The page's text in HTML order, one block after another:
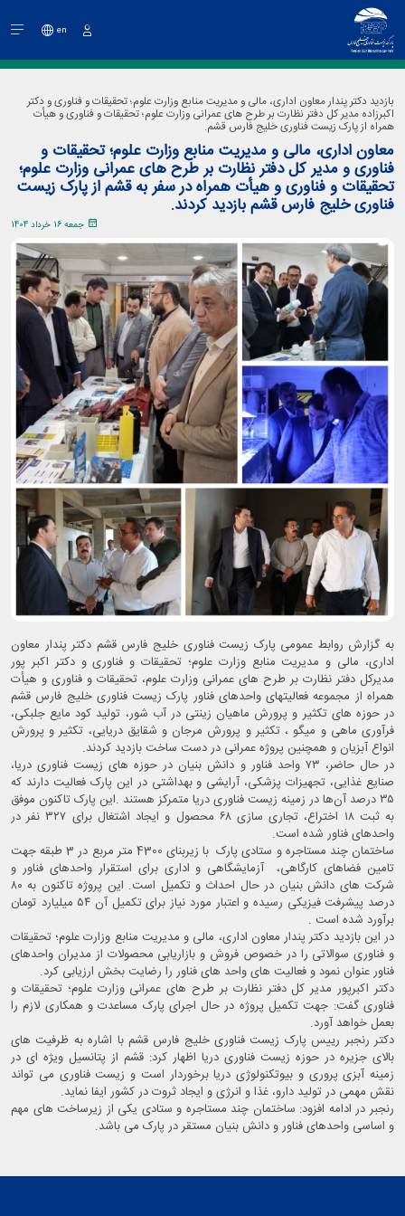
en
بازدید دکتر پندار معاون اداری، مالی و مدیریت منابع وزارت علوم؛ تحقیقات و فناوری و دکتر
اکبرزاده مدیر کل دفتر نظارت بر طرح های عمرانی وزارت علوم؛ تحقیقات و فناوری و هیأت
همراه از پارک زیست فناوری خلیج فارس قشم.
معاون اداری، مالی و مدیریت منابع وزارت علوم؛ تحقیقات و
فناوری و مدیر کل دفتر نظارت بر طرح های عمرانی وزارت علوم؛
تحقیقات و فناوری و هیأت همراه در سفر به قشم از پارک زیست
فناوری خلیج فارس قشم بازدید کردند.
جمعه 16 خرداد 1404
به گزارش روابط عمومی پارک زیست فناوری خلیج فارس قشم دکتر پندار معاون
اداری، مالی و مدیریت منابع وزارت علوم؛ تحقیقات و فناوری و دکتر اکبر پور
مدیرکل دفتر نظارت بر طرح های عمرانی وزارت علوم، تحقیقات و فناوری و هیأت
همراه از مجموعه فعالیتهای واحدهای فناور پارک زیست فناوری خلیج فارس قشم
در حوزه های تکثیر و پرورش ماهیان زینتی در آب شور، تولید کود مایع جلبکی،
فرآوری ماهی و میگو ، تکثیر و پرورش مرجان و شقایق دریایی، تکثیر و پرورش
انواع آبزیان و همچنین پروژه عمرانی در دست ساخت بازدید کردند.
در حال حاضر، ۷۳ واحد فناور و دانش ‌بنیان در حوزه ‌های زیست ‌فناوری دریا،
صنایع غذایی، تجهیزات پزشکی، آرایشی و بهداشتی در این پارک فعالیت دارند که
۳۵ درصد آن‌ها در زمینه زیست ‌فناوری دریا متمرکز هستند .این پارک تاکنون موفق
به ثبت ۱۸ اختراع، تجاری ‌سازی ۶۸ محصول و ایجاد اشتغال برای ۳۲۷ نفر در
واحدهای فناور شده است.
ساختمان چند مستاجره و ستادی پارک با زیربنای 4300 متر مربع در 3 طبقه جهت
تامین فضاهای کارگاهی، آزمایشگاهی و اداری برای استقرار واحدهای فناور و
شرکت های دانش بنیان در حال احداث و تکمیل است. این پروژه تاکنون به ۸۰
درصد پیشرفت فیزیکی رسیده و اعتبار مورد نیاز برای تکمیل آن ۵۴ میلیارد تومان
برآورد شده است .
در این بازدید دکتر پندار معاون اداری، مالی و مدیریت منابع وزارت علوم؛ تحقیقات
و فناوری سوالاتی را در خصوص فروش و بازاریابی محصولات از مدیران واحدهای
فناور عنوان نمود و فعالیت های واحد های فناور را رضایت بخش ارزیابی کرد.
دکتر اکبرپور مدیر کل دفتر نظارت بر طرح های عمرانی وزارت علوم؛ تحقیقات و
فناوری گفت: جهت تکمیل پروژه در حال اجرای پارک مساعدت و همکاری لازم را
بعمل خواهد آورد.
دکتر رنجبر رییس پارک زیست فناوری خلیج فارس قشم با اشاره به ظرفیت های
بالای جزیره در حوزه زیست فناوری دریا اظهار کرد: قشم از پتانسیل ویژه ای در
زمینه آبزی پروری و بیوتکنولوژی دریا برخوردار است و زیست فناوری می تواند
نقش مهمی در تولید دارو، غذا و انرژی و ایجاد ثروت در کشور ایفا نماید.
رنجبر در ادامه افزود: ساختمان چند مستاجره و ستادی یکی از زیرساخت های مهم
و اساسی واحدهای فناور و دانش بنیان مستقر در پارک می باشد.